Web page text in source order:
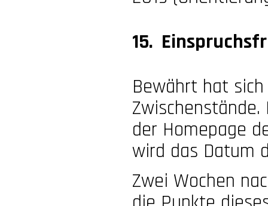
15.
Bewährt hat
der Homepage
wird das Datum
Zwei Wochen